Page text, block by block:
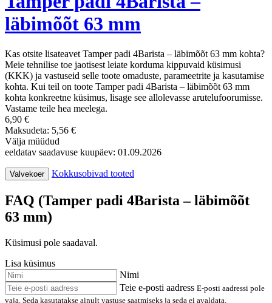
läbimõõt 63 mm
Kas otsite lisateavet Tamper padi 4Barista – läbimõõt 63 mm kohta?
Meie tehnilise toe jaotisest leiate korduma kippuvaid küsimusi
(KKK) ja vastuseid selle toote omaduste, parameetrite ja kasutamise
kohta. Kui teil on toote Tamper padi 4Barista – läbimõõt 63 mm
kohta konkreetne küsimus, lisage see allolevasse arutelufoorumisse.
Vastame teile hea meelega.
6,90 €
Maksudeta: 5,56 €
Välja müüdud
eeldatav saadavuse kuupäev: 01.09.2026
Valvekoer Kokkusobivad tooted
FAQ (Tamper padi 4Barista – läbimõõt
63 mm)
Küsimusi pole saadaval.
Lisa küsimus
Nimi
Teie e-posti aadress E-posti aadressi pole
vaja. Seda kasutatakse ainult vastuse saatmiseks ja seda ei avaldata.